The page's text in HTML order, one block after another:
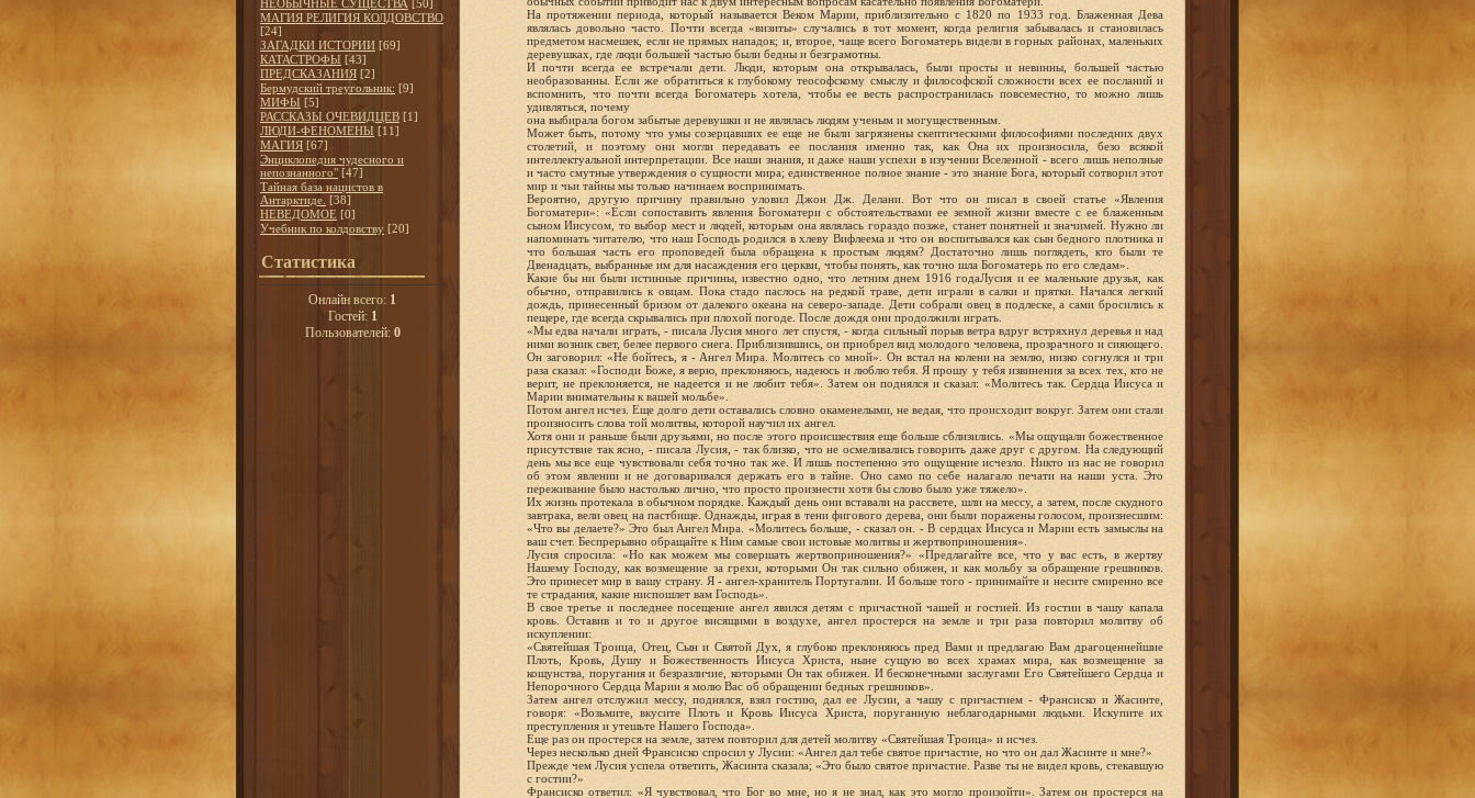
НЕОБЫЧНЫЕ СУЩЕСТВА [50]
МАГИЯ РЕЛИГИЯ КОЛДОВСТВО
[24]
ЗАГАДКИ ИСТОРИИ [69]
КАТАСТРОФЫ [43]
ПРЕДСКАЗАНИЯ [2]
Бермудский треугольник: [9]
МИФЫ [5]
РАССКАЗЫ ОЧЕВИДЦЕВ [1]
ЛЮДИ-ФЕНОМЕНЫ [11]
МАГИЯ [67]
Энциклопедия чудесного и
непознанного" [47]
Тайная база нацистов в
Антарктиде. [38]
НЕВЕДОМОЕ [0]
Учебник по колдовству [20]
Статистика
Онлайн всего: 1
Гостей: 1
Пользователей: 0
На протяжении периода, который называется Веком Марии, приблизительно с 1820 по 1933 год. Блаженная Дева
являлась довольно часто. Почти всегда «визиты» случались в тот момент, когда религия забывалась и становилась
предметом насмешек, если не прямых нападок; и, второе, чаще всего Богоматерь видели в горных районах, маленьких
деревушках, где люди большей частью были бедны и безграмотны.
И почти всегда ее встречали дети. Люди, которым она открывалась, были просты и невинны, большей частью
необразованны. Если же обратиться к глубокому теософскому смыслу и философской сложности всех ее посланий и
вспомнить, что почти всегда Богоматерь хотела, чтобы ее весть распространилась повсеместно, то можно лишь
удивляться, почему
она выбирала богом забытые деревушки и не являлась людям ученым и могущественным.
Может быть, потому что умы созерцавших ее еще не были загрязнены скептическими философиями последних двух
столетий, и поэтому они могли передавать ее послания именно так, как Она их произносила, безо всякой
интеллектуальной интерпретации. Все наши знания, и даже наши успехи в изучении Вселенной - всего лишь неполные
и часто смутные утверждения о сущности мира; единственное полное знание - это знание Бога, который сотворил этот
мир и чьи тайны мы только начинаем воспринимать.
Вероятно, другую причину правильно уловил Джон Дж. Делани. Вот что он писал в своей статье «Явления
Богоматери»: «Если сопоставить явления Богоматери с обстоятельствами ее земной жизни вместе с ее блаженным
сыном Иисусом, то выбор мест и людей, которым она являлась гораздо позже, станет понятней и значимей. Нужно ли
напоминать читателю, что наш Господь родился в хлеву Вифлеема и что он воспитывался как сын бедного плотника и
что большая часть его проповедей была обращена к простым людям? Достаточно лишь поглядеть, кто были те
Двенадцать, выбранные им для насаждения его церкви, чтобы понять, как точно шла Богоматерь по его следам».
Какие бы ни были истинные причины, известно одно, что летним днем 1916 годаЛусия и ее маленькие друзья, как
обычно, отправились к овцам. Пока стадо паслось на редкой траве, дети играли в салки и прятки. Начался легкий
дождь, принесенный бризом от далекого океана на северо-западе. Дети собрали овец в подлеске, а сами бросились к
пещере, где всегда скрывались при плохой погоде. После дождя они продолжили играть.
«Мы едва начали играть, - писала Лусия много лет спустя, - когда сильный порыв ветра вдруг встряхнул деревья и над
ними возник свет, белее первого снега. Приблизившись, он приобрел вид молодого человека, прозрачного и сияющего.
Он заговорил: «Не бойтесь, я - Ангел Мира. Молитесь со мной». Он встал на колени на землю, низко согнулся и три
раза сказал: «Господи Боже, я верю, преклоняюсь, надеюсь и люблю тебя. Я прошу у тебя извинения за всех тех, кто не
верит, не преклоняется, не надеется и не любит тебя». Затем он поднялся и сказал: «Молитесь так. Сердца Иисуса и
Марии внимательны к вашей мольбе».
Потом ангел исчез. Еще долго дети оставались словно окаменелыми, не ведая, что происходит вокруг. Затем они стали
произносить слова той молитвы, которой научил их ангел.
Хотя они и раньше были друзьями, но после этого происшествия еще больше сблизились. «Мы ощущали божественное
присутствие так ясно, - писала Лусия, - так близко, что не осмеливались говорить даже друг с другом. На следующий
день мы все еще чувствовали себя точно так же. И лишь постепенно это ощущение исчезло. Никто из нас не говорил
об этом явлении и не договаривался держать его в тайне. Оно само по себе налагало печати на наши уста. Это
переживание было настолько лично, что просто произнести хотя бы слово было уже тяжело».
Их жизнь протекала в обычном порядке. Каждый день они вставали на рассвете, шли на мессу, а затем, после скудного
завтрака, вели овец на пастбище. Однажды, играя в тени фигового дерева, они были поражены голосом, произнесшим:
«Что вы делаете?» Это был Ангел Мира. «Молитесь больше, - сказал он. - В сердцах Иисуса и Марии есть замыслы на
ваш счет. Беспрерывно обращайте к Ним самые свои истовые молитвы и жертвоприношения».
Лусия спросила: «Но как можем мы совершать жертвоприношения?» «Предлагайте все, что у вас есть, в жертву
Нашему Господу, как возмещение за грехи, которыми Он так сильно обижен, и как мольбу за обращение грешников.
Это принесет мир в вашу страну. Я - ангел-хранитель Португалии. И больше того - принимайте и несите смиренно все
те страдания, какие ниспошлет вам Господь».
В свое третье и последнее посещение ангел явился детям с причастной чашей и гостией. Из гостии в чашу капала
кровь. Оставив и то и другое висящими в воздухе, ангел простерся на земле и три раза повторил молитву об
искуплении:
«Святейшая Троица, Отец, Сын и Святой Дух, я глубоко преклоняюсь пред Вами и предлагаю Вам драгоценнейшие
Плоть, Кровь, Душу и Божественность Иисуса Христа, ныне сущую во всех храмах мира, как возмещение за
кощунства, поругания и безразличие, которыми Он так обижен. И бесконечными заслугами Его Святейшего Сердца и
Непорочного Сердца Марии я молю Вас об обращении бедных грешников».
Затем ангел отслужил мессу, поднялся, взял гостию, дал ее Лусии, а чашу с причастием - Франсиско и Жасинте,
говоря: «Возьмите, вкусите Плоть и Кровь Иисуса Христа, поруганную неблагодарными людьми. Искупите их
преступления и утешьте Нашего Господа».
Еще раз он простерся на земле, затем повторил для детей молитву «Святейшая Троица» и исчез.
Через несколько дней Франсиско спросил у Лусии: «Ангел дал тебе святое причастие, но что он дал Жасинте и мне?»
Прежде чем Лусия успела ответить, Жасинта сказала; «Это было святое причастие. Разве ты не видел кровь, стекавшую
с гостии?»
Франсиско ответил: «Я чувствовал, что Бог во мне, но я не знал, как это могло произойти». Затем он простерся на